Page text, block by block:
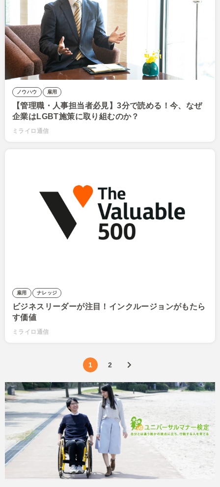
ノウハウ 雇用
【管理職・人事担当者必見】3分で読める！今、なぜ
企業はLGBT施策に取り組むのか？
ミライロ通信
雇用 ナレッジ
ビジネスリーダーが注目！インクルージョンがもたら
す価値
ミライロ通信
1 2